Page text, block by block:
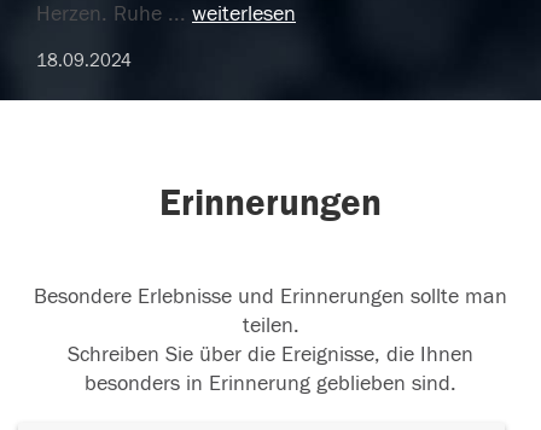
Herzen. Ruhe ... weiterlesen
18.09.2024
Erinnerungen
Besondere Erlebnisse und Erinnerungen sollte man
teilen.
Schreiben Sie über die Ereignisse, die Ihnen
besonders in Erinnerung geblieben sind.